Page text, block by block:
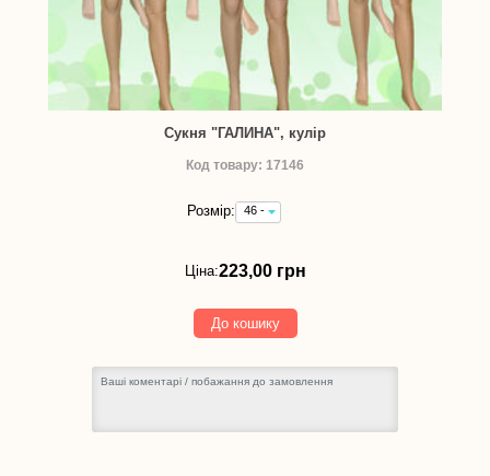
Сукня "ГАЛИНА", кулір
Код товару: 17146
Розмір:
46 -
223,00
Ціна:223,00 грн
До кошику